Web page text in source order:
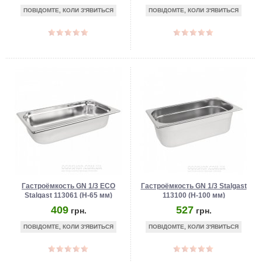
ПОВІДОМТЕ, КОЛИ З'ЯВИТЬСЯ ПОВІДОМТЕ, КОЛИ З'ЯВИТЬСЯ
Гастроёмкость GN 1/3 ECO
Stalgast 113061 (Н-65 мм)
409 грн.
ПОВІДОМТЕ, КОЛИ З'ЯВИТЬСЯ
Гастроёмкость GN 1/3 Stalgast
113100 (Н-100 мм)
527 грн.
ПОВІДОМТЕ, КОЛИ З'ЯВИТЬСЯ